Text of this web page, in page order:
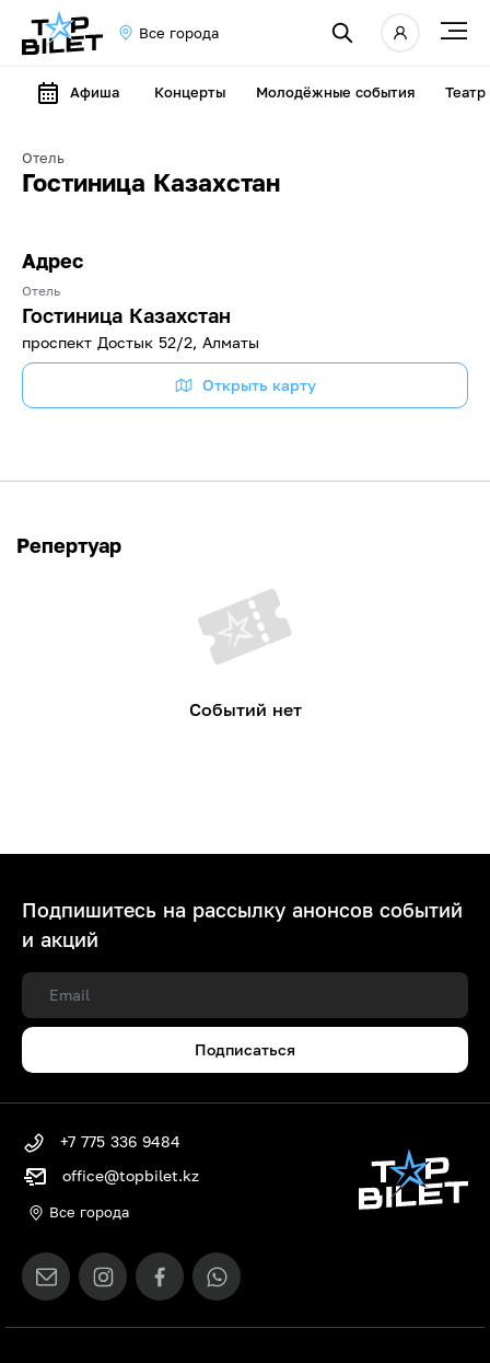
Все города
Афиша Концерты Молодёжные события Театр
Отель
Гостиница Казахстан
Адрес
Отель
Гостиница Казахстан
проспект Достык 52/2, Алматы
Открыть карту
Репертуар
Событий нет
Подпишитесь на рассылку анонсов событий
и акций
Подписаться
+7 775 336 9484
office@topbilet.kz
Все города